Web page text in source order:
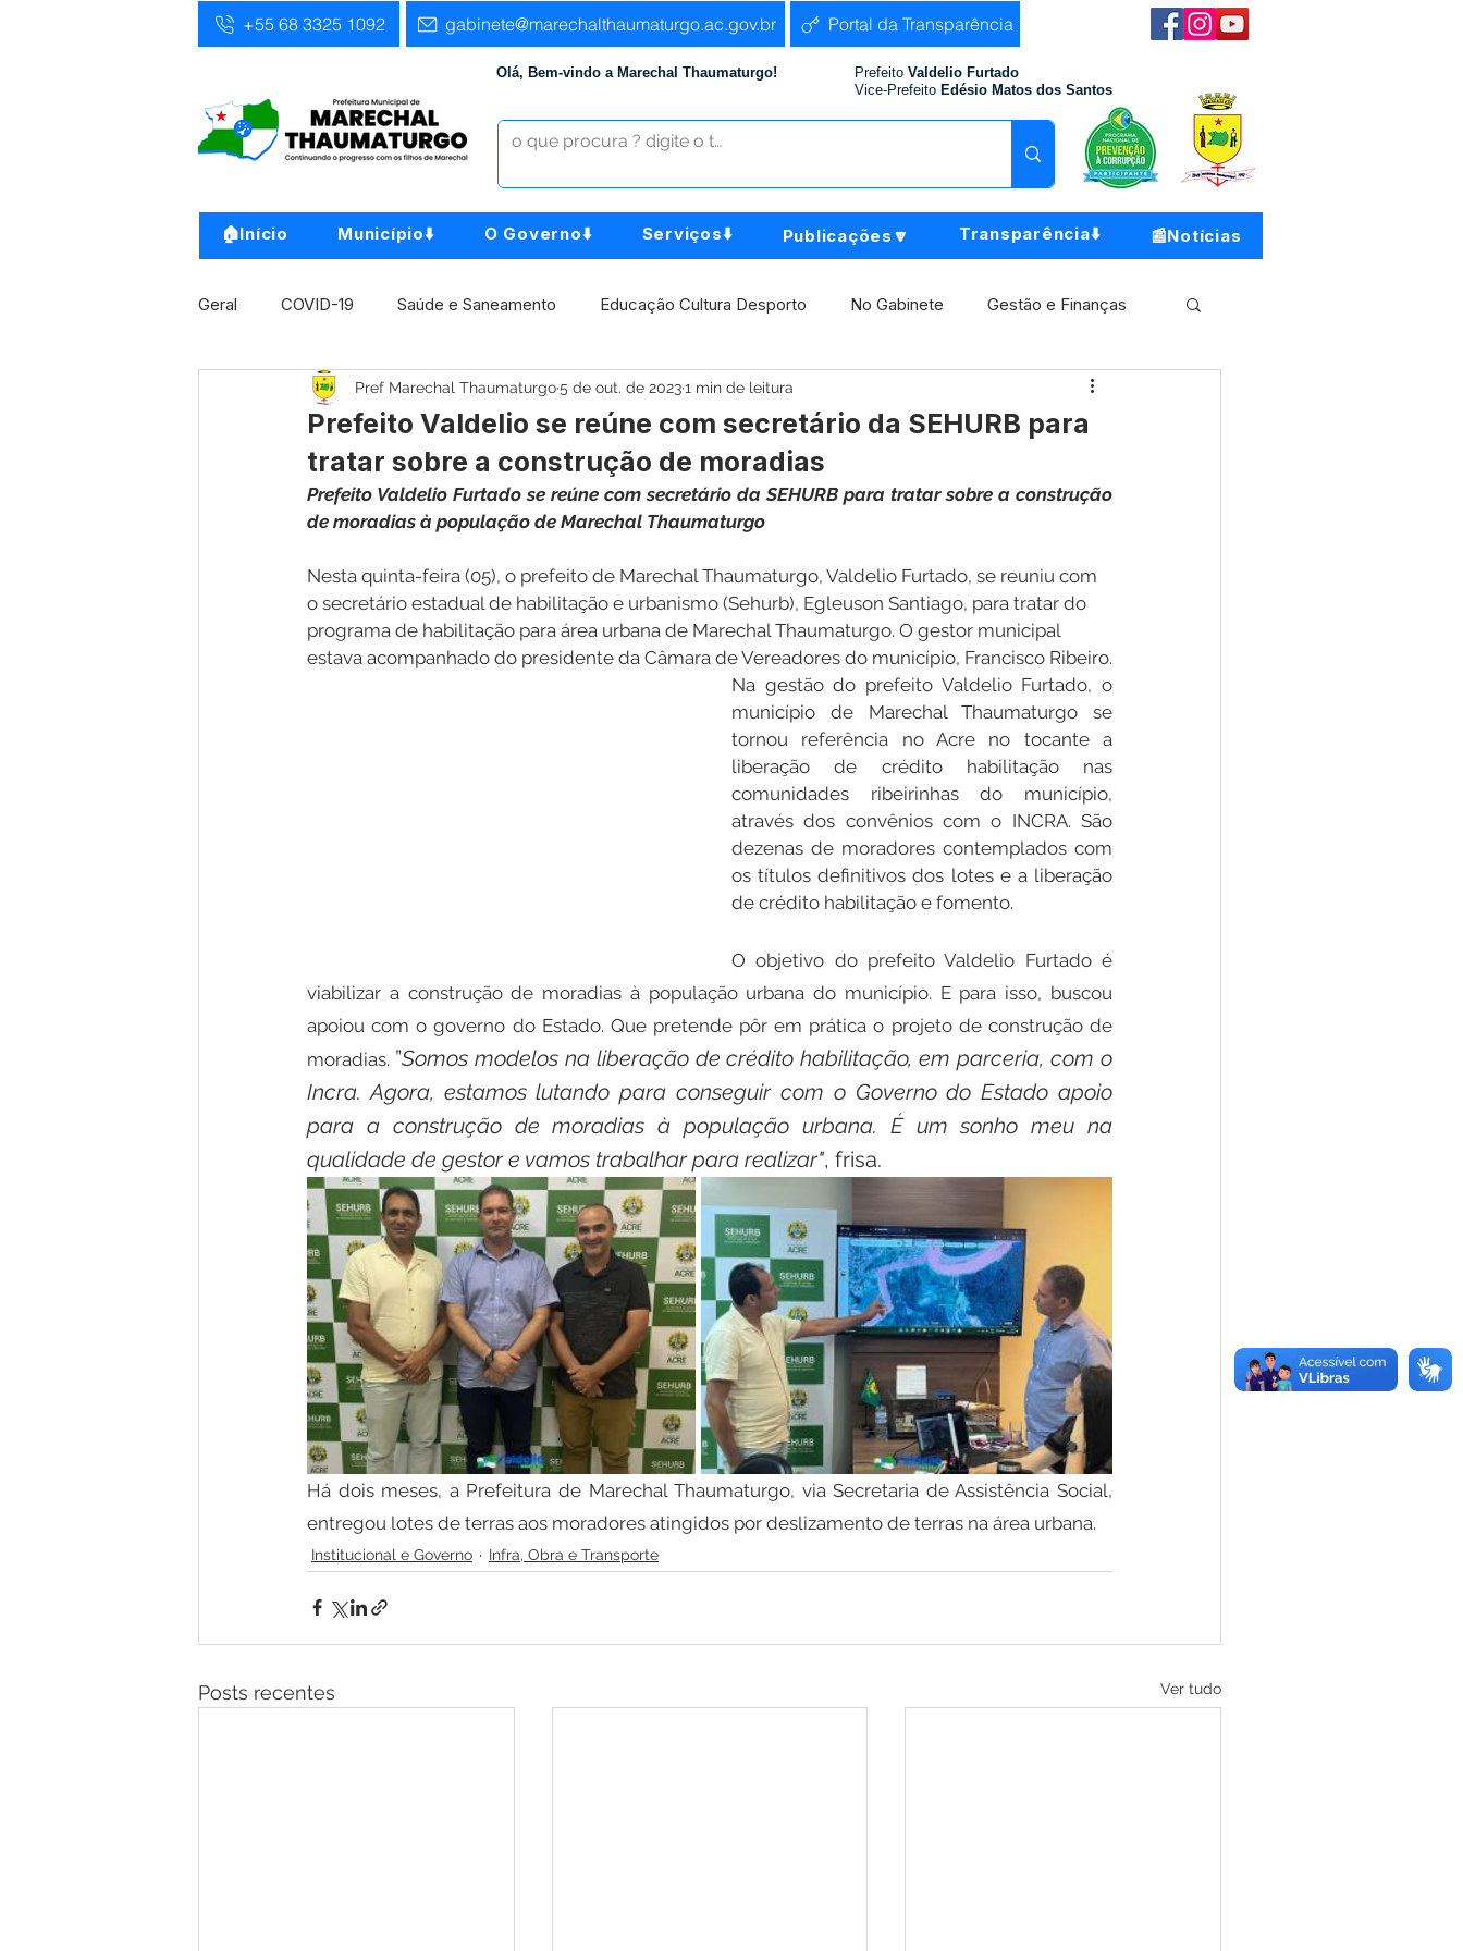
+55 68 3325 1092 gabinete@marechalthaumaturgo.ac.gov.br Portal da Transparência
Olá, Bem-vindo a Marechal Thaumaturgo! Prefeito Valdelio Furtado
Vice-Prefeito Edésio Matos dos Santos
🏠Início Município⬇️ O Governo⬇️ Serviços⬇️ Publicações🔽 Transparência⬇️ 📰Notícias
Geral COVID-19 Saúde e Saneamento Educação Cultura Desporto No Gabinete Gestão e Finanças
Infra, Obra e Transporte Assistência Social Comunidade Agricultura e Produção Meio Ambiente
Concursos Comunicado Institucional e Governo Políticas Públicas
Nota de Pesar Campanhas Datas Comemorativas Dengue Vacinômetro Convênios e Parcerias
Defesa Civil Emenda Parlamentar Licitações Defesa Civil Cheias e Alagações Convite
Prefeito Valdelio se reúne com secretário da SEHURB para
tratar sobre a construção de moradias
Pref Marechal Thaumaturgo5 de out. de 20231 min de leitura
Prefeito Valdelio Furtado se reúne com secretário da SEHURB para tratar sobre a construção
de moradias à população de Marechal Thaumaturgo
Nesta quinta-feira (05), o prefeito de Marechal Thaumaturgo, Valdelio Furtado, se reuniu com
o secretário estadual de habilitação e urbanismo (Sehurb), Egleuson Santiago, para tratar do
programa de habilitação para área urbana de Marechal Thaumaturgo. O gestor municipal
estava acompanhado do presidente da Câmara de Vereadores do município, Francisco Ribeiro.
Na gestão do prefeito Valdelio Furtado, o
município de Marechal Thaumaturgo se
tornou referência no Acre no tocante a
liberação de crédito habilitação nas
comunidades ribeirinhas do município,
através dos convênios com o INCRA. São
dezenas de moradores contemplados com
os títulos definitivos dos lotes e a liberação
de crédito habilitação e fomento.
O objetivo do prefeito Valdelio Furtado é
viabilizar a construção de moradias à população urbana do município. E para isso, buscou
apoiou com o governo do Estado. Que pretende pôr em prática o projeto de construção de
moradias. ”Somos modelos na liberação de crédito habilitação, em parceria, com o
Incra. Agora, estamos lutando para conseguir com o Governo do Estado apoio
para a construção de moradias à população urbana. É um sonho meu na
qualidade de gestor e vamos trabalhar para realizar", frisa.
Há dois meses, a Prefeitura de Marechal Thaumaturgo, via Secretaria de Assistência Social,
entregou lotes de terras aos moradores atingidos por deslizamento de terras na área urbana.
Institucional e Governo Infra, Obra e Transporte
Posts recentes Ver tudo